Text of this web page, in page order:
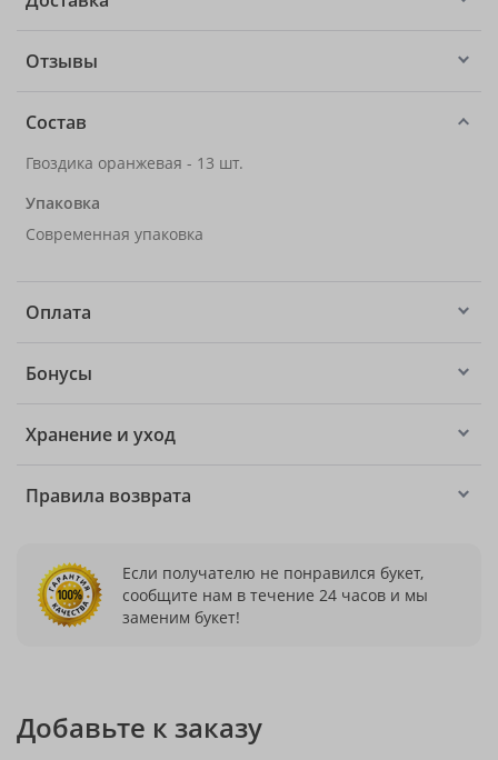
Отзывы
Состав
Гвоздика оранжевая - 13 шт.
Упаковка
Современная упаковка
Оплата
Бонусы
Хранение и уход
Правила возврата
Если получателю не понравился букет,
сообщите нам в течение 24 часов и мы
заменим букет!
Добавьте к заказу